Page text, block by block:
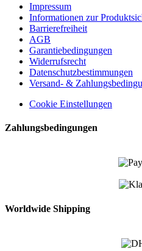
Impressum
Informationen zur
Barrierefreiheit
AGB
Garantiebedingungen
Widerrufsrecht
Datenschutzbestimmungen
Versand- &
Cookie Einstellungen
Zahlungsbedingungen
Worldwide Shipping